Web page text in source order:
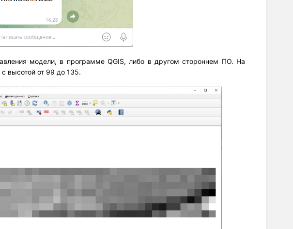
модели, в программе QGIS, либо в другом стороннем ПО. На
высотой от 99 до 135.